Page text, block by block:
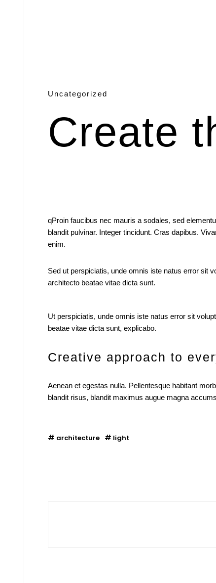
Uncategorized
Create
qProin faucibus nec mauris a sodales, sed
blandit pulvinar. Integer tincidunt. Cras dapibus.
enim.
Sed ut perspiciatis, unde omnis iste natus error sit
architecto beatae vitae dicta sunt.
Ut perspiciatis, unde omnis iste natus error sit
beatae vitae dicta sunt, explicabo.
Creative approach to
Aenean et egestas nulla. Pellentesque habitant
blandit risus, blandit maximus augue magna
architecture light